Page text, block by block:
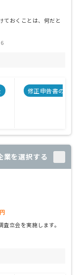
ておくことは、何だと
修正申告書の料金
業を選択する
立会を実施します。